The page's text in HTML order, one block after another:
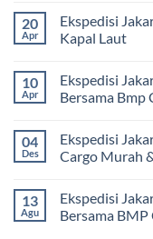
komentar
pada
Ekspedisi
Murah
dan
Terpercaya
Cargo
Jakarta
ke
BMP
Cargo
20
Apr
Ekspedisi
Kapal Laut
komentar
pada
Ekspedisi
Kota
Bitung
Lebih
Kapal
Laut
10
Apr
Ekspedisi
Bersama Bmp
komentar
pada
Ekspedisi
Via
Laut
Murah
04
Des
Ekspedisi
Cargo Murah
komentar
pada
Ekspedisi
13
Agu
Ekspedisi
Bersama BMP